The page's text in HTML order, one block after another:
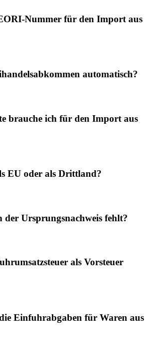
Nummer für den Import aus
automatisch?
brauche ich für den Import aus
EU oder als Drittland?
der Ursprungsnachweis fehlt?
als Vorsteuer
Einfuhrabgaben für Waren aus